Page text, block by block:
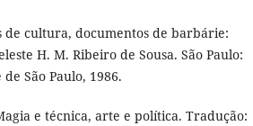
de cultura, documentos de barbárie:
H. M. Ribeiro de Sousa. São Paulo:
São Paulo, 1986.
Magia e técnica, arte e política. Tradução: